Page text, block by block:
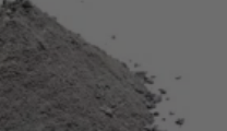
материалы